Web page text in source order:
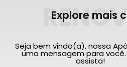
Explore mais
Seja bem vindo(a), nossa
uma mensagem para
assista!